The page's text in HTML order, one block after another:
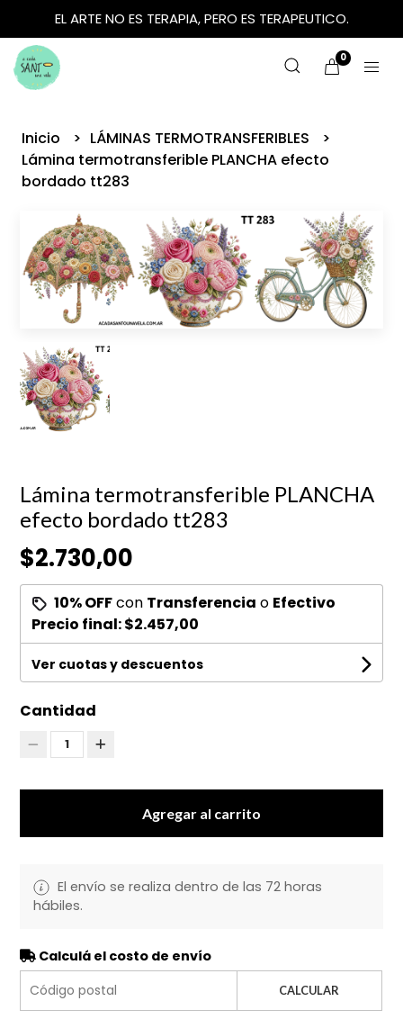
EL ARTE NO ES TERAPIA, PERO ES TERAPEUTICO.
0
Inicio
LÁMINAS TERMOTRANSFERIBLES
Lámina termotransferible PLANCHA efecto
bordado tt283
Lámina termotransferible PLANCHA
efecto bordado tt283
$2.730,00
10% OFFcon Transferencia o Efectivo
Precio final:$2.457,00
Ver cuotas y descuentos
Cantidad
1
Agregar al carrito
El envío se realiza dentro de las 72 horas
hábiles.
Calculá el costo de envío
CALCULAR